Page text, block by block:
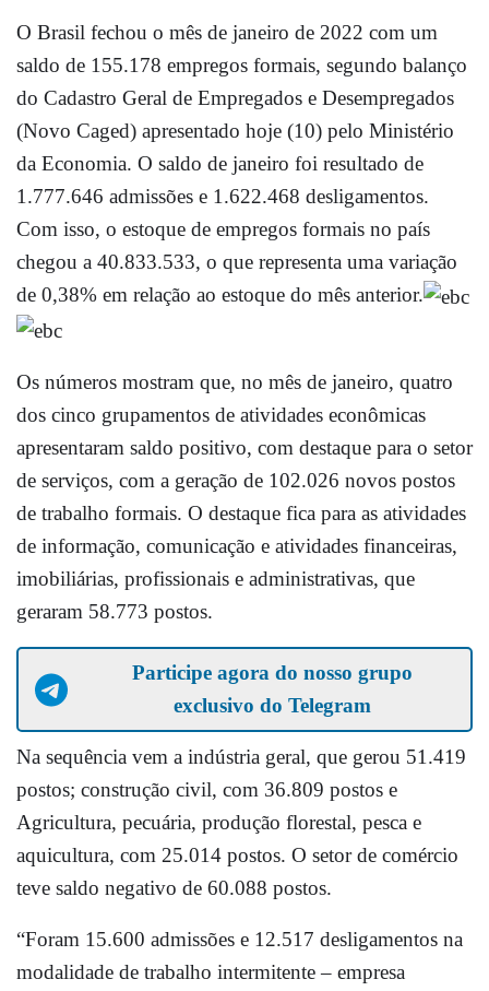
O Brasil fechou o mês de janeiro de 2022 com um
saldo de 155.178 empregos formais, segundo balanço
do Cadastro Geral de Empregados e Desempregados
(Novo Caged) apresentado hoje (10) pelo Ministério
da Economia. O saldo de janeiro foi resultado de
1.777.646 admissões e 1.622.468 desligamentos.
Com isso, o estoque de empregos formais no país
chegou a 40.833.533, o que representa uma variação
de 0,38% em relação ao estoque do mês anterior.
Os números mostram que, no mês de janeiro, quatro
dos cinco grupamentos de atividades econômicas
apresentaram saldo positivo, com destaque para o setor
de serviços, com a geração de 102.026 novos postos
de trabalho formais. O destaque fica para as atividades
de informação, comunicação e atividades financeiras,
imobiliárias, profissionais e administrativas, que
geraram 58.773 postos.
Participe agora do nosso grupo
exclusivo do Telegram
Na sequência vem a indústria geral, que gerou 51.419
postos; construção civil, com 36.809 postos e
Agricultura, pecuária, produção florestal, pesca e
aquicultura, com 25.014 postos. O setor de comércio
teve saldo negativo de 60.088 postos.
“Foram 15.600 admissões e 12.517 desligamentos na
modalidade de trabalho intermitente – empresa